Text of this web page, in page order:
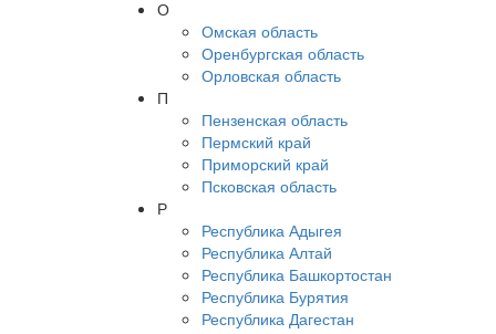
О
Омская область
Оренбургская область
Орловская область
П
Пензенская область
Пермский край
Приморский край
Псковская область
Р
Республика Адыгея
Республика Алтай
Республика Башкортостан
Республика Бурятия
Республика Дагестан